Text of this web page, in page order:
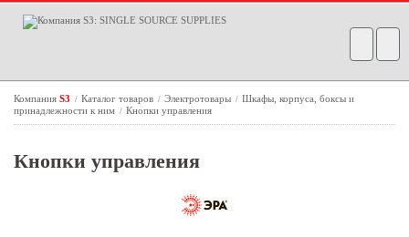
Компания S3 / Каталог товаров / Электротовары / Шкафы, корпуса, боксы и
принадлежности к ним / Кнопки управления
Кнопки управления